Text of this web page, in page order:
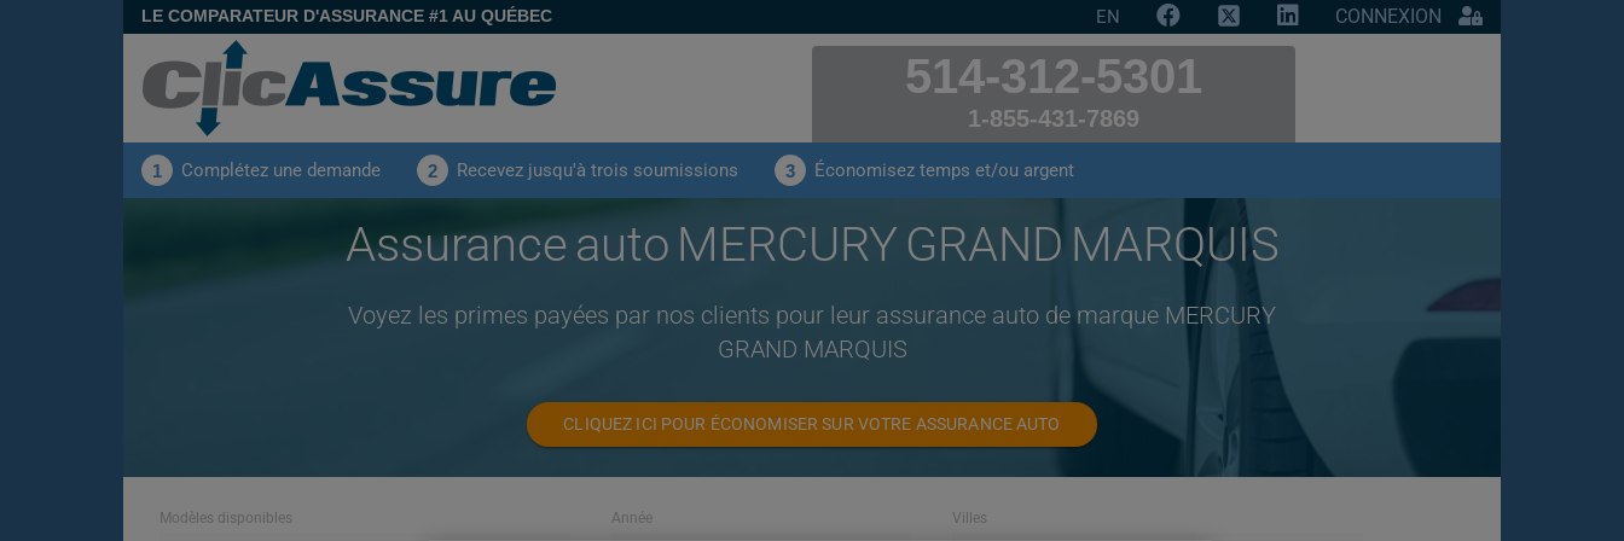
LE COMPARATEUR D'ASSURANCE #1 AU QUÉBEC EN CONNEXION
514-312-5301
1-855-431-7869
1 Complétez une demande 2 Recevez jusqu'à trois soumissions 3 Économisez temps et/ou argent
Assurance auto MERCURY GRAND MARQUIS
Voyez les primes payées par nos clients pour leur assurance auto de marque MERCURY
GRAND MARQUIS
CLIQUEZ ICI POUR ÉCONOMISER SUR VOTRE ASSURANCE AUTO
Modèles disponibles Année Villes